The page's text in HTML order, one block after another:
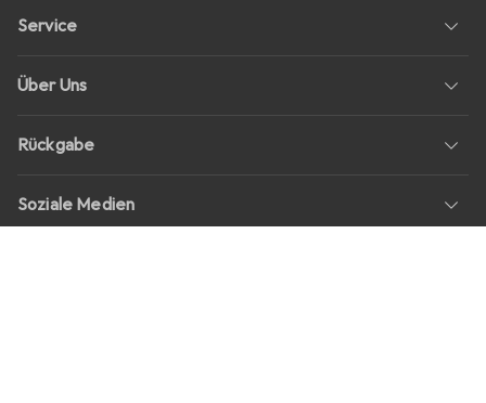
Service
Über Uns
Rückgabe
Soziale Medien